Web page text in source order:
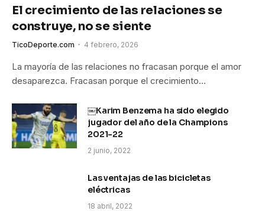
El crecimiento de las relaciones se
construye, no se siente
TicoDeporte.com 4 febrero, 2026
La mayoría de las relaciones no fracasan porque el amor
desaparezca. Fracasan porque el crecimiento…
￼Karim Benzema ha sido elegido
jugador del año de la Champions
2021-22
2 junio, 2022
Las ventajas de las bicicletas
eléctricas
18 abril, 2022